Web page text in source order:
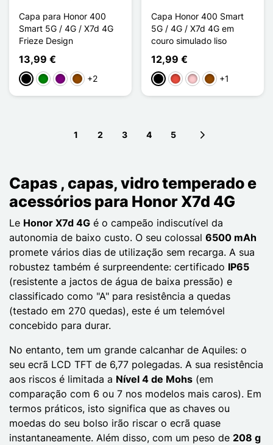
Capa para Honor 400
Smart 5G / 4G / X7d 4G
Frieze Design
13,99 €
PretoVerdePúrpuraCastanho
+2
Capa Honor 400 Smart
5G / 4G / X7d 4G em
couro simulado liso
12,99 €
PretoVermelho
RosaCastanho
+1
1 2 3 4 5
Capas , capas, vidro temperado e
acessórios para Honor X7d 4G
Le Honor X7d 4G é o campeão indiscutível da
autonomia de baixo custo. O seu colossal 6500 mAh
promete vários dias de utilização sem recarga. A sua
robustez também é surpreendente: certificado IP65
(resistente a jactos de água de baixa pressão) e
classificado como "A" para resistência a quedas
(testado em 270 quedas), este é um telemóvel
concebido para durar.
No entanto, tem um grande calcanhar de Aquiles: o
seu ecrã LCD TFT de 6,77 polegadas. A sua resistência
aos riscos é limitada a Nível 4 de Mohs (em
comparação com 6 ou 7 nos modelos mais caros). Em
termos práticos, isto significa que as chaves ou
moedas do seu bolso irão riscar o ecrã quase
instantaneamente. Além disso, com um peso de 208 g